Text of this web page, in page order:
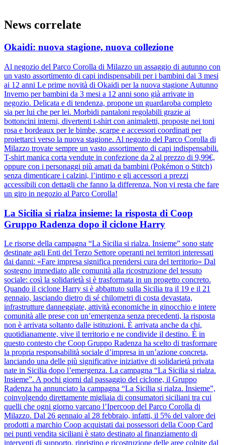
News correlate
Okaidi: nuova stagione, nuova collezione
Al negozio del Parco Corolla di Milazzo un assaggio di autunno con
un vasto assortimento di capi indispensabili per i bambini dai 3 mesi
ai 12 anni Le prime novità di Okaidi per la nuova stagione Autunno
Inverno per bambini da 3 mesi a 12 anni sono già arrivate in
negozio. Delicata e di tendenza, propone un guardaroba completo
sia per lui che per lei. Morbidi pantaloni regolabili grazie ai
bottoncini interni, divertenti t-shirt con animaletti, proposte nei toni
rosa e bordeaux per le bimbe, scarpe e accessori coordinati per
proiettarci verso la nuova stagione. Al negozio del Parco Corolla di
Milazzo trovate sempre un vasto assortimento di capi indispensabili.
T-shirt manica corta vendute in confezione da 2 al prezzo di 9,99€,
oppure con i personaggi più amati da bambini (Pokémon o Stitch)
senza dimenticare i calzini, l’intimo e gli accessori a prezzi
accessibili con dettagli che fanno la differenza. Non vi resta che fare
un giro in negozio al Parco Corolla!
La Sicilia si rialza insieme: la risposta di Coop
Gruppo Radenza dopo il ciclone Harry
Le risorse della campagna “La Sicilia si rialza. Insieme” sono state
destinate agli Enti del Terzo Settore operanti nei territori interessati
dai danni: «Fare impresa significa prendersi cura del territorio» Dal
sostegno immediato alle comunità alla ricostruzione del tessuto
sociale: così la solidarietà si è trasformata in un progetto concreto.
Quando il ciclone Harry si è abbattuto sulla Sicilia tra il 19 e il 21
gennaio, lasciando dietro di sé chilometri di costa devastata,
infrastrutture danneggiate, attività economiche in ginocchio e intere
comunità alle prese con un’emergenza senza precedenti, la risposta
non è arrivata soltanto dalle istituzioni. È arrivata anche da chi,
quotidianamente, vive il territorio e ne condivide il destino. È in
questo contesto che Coop Gruppo Radenza ha scelto di trasformare
la propria responsabilità sociale d’impresa in un’azione concreta,
lanciando una delle più significative iniziative di solidarietà privata
nate in Sicilia dopo l’emergenza. La campagna “La Sicilia si rialza.
Insieme”. A pochi giorni dal passaggio del ciclone, il Gruppo
Radenza ha annunciato la campagna “La Sicilia si rialza. Insieme”,
coinvolgendo direttamente migliaia di consumatori siciliani tra cui
quelli che ogni giorno varcano l’Ipercoop del Parco Corolla di
Milazzo. Dal 26 gennaio al 28 febbraio, infatti, il 5% del valore dei
prodotti a marchio Coop acquistati dai possessori della Coop Card
nei punti vendita siciliani è stato destinato al finanziamento di
interventi di supporto, ripristino e ricostruzione delle aree colpite dal